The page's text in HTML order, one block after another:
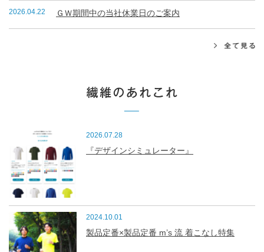
2026.04.22 ＧＷ期間中の当社休業日のご案内
2026.07.28
『デザインシミュレーター』
2024.10.01
製品定番×製品定番 m’s 流 着こなし特集